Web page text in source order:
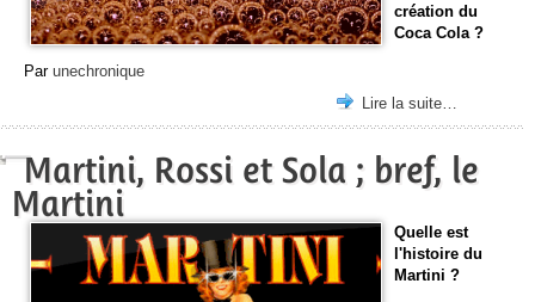
création du
Coca Cola ?
Par unechronique
Lire la suite…
Martini, Rossi et Sola ; bref, le
Martini
Quelle est
l'histoire du
Martini ?